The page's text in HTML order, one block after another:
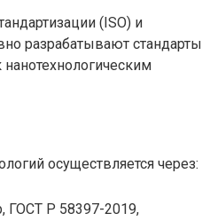
(ISO) и
разрабатывают стандарты
осуществляется через:
ГОСТ Р 58397-2019,